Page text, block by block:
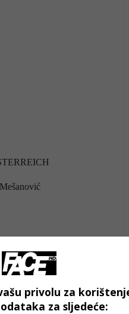
Bećirbegovića br. 8,
privolu za
za sljedeće: